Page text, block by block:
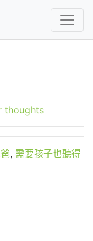
thoughts
, 需要孩子也聽得